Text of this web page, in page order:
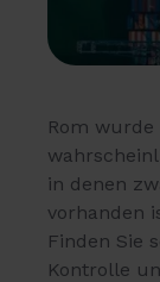
Rom
in denen
vorhanden
Finden Sie
Kontrolle